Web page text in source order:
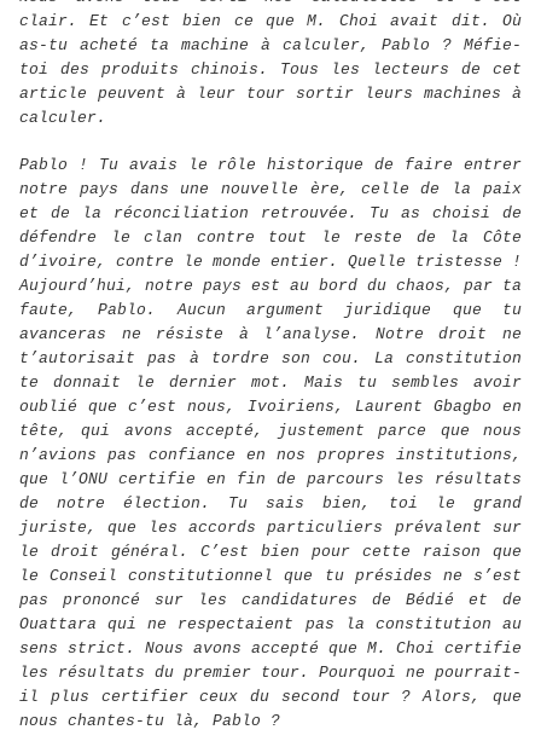
clair. Et c’est bien ce que M. Choi avait dit. Où
as-tu acheté ta machine à calculer, Pablo ? Méfie-
toi des produits chinois. Tous les lecteurs de cet
article peuvent à leur tour sortir leurs machines à
calculer.
Pablo ! Tu avais le rôle historique de faire entrer
notre pays dans une nouvelle ère, celle de la paix
et de la réconciliation retrouvée. Tu as choisi de
défendre le clan contre tout le reste de la Côte
d’ivoire, contre le monde entier. Quelle tristesse !
Aujourd’hui, notre pays est au bord du chaos, par ta
faute, Pablo. Aucun argument juridique que tu
avanceras ne résiste à l’analyse. Notre droit ne
t’autorisait pas à tordre son cou. La constitution
te donnait le dernier mot. Mais tu sembles avoir
oublié que c’est nous, Ivoiriens, Laurent Gbagbo en
tête, qui avons accepté, justement parce que nous
n’avions pas confiance en nos propres institutions,
que l’ONU certifie en fin de parcours les résultats
de notre élection. Tu sais bien, toi le grand
juriste, que les accords particuliers prévalent sur
le droit général. C’est bien pour cette raison que
le Conseil constitutionnel que tu présides ne s’est
pas prononcé sur les candidatures de Bédié et de
Ouattara qui ne respectaient pas la constitution au
sens strict. Nous avons accepté que M. Choi certifie
les résultats du premier tour. Pourquoi ne pourrait-
il plus certifier ceux du second tour ? Alors, que
nous chantes-tu là, Pablo ?